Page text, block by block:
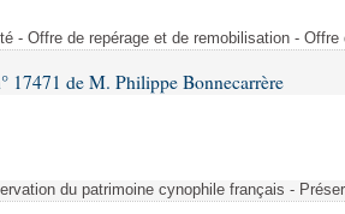
- Offre de repérage et de remobilisation -
17471 de M. Philippe Bonnecarrère
du patrimoine cynophile français -